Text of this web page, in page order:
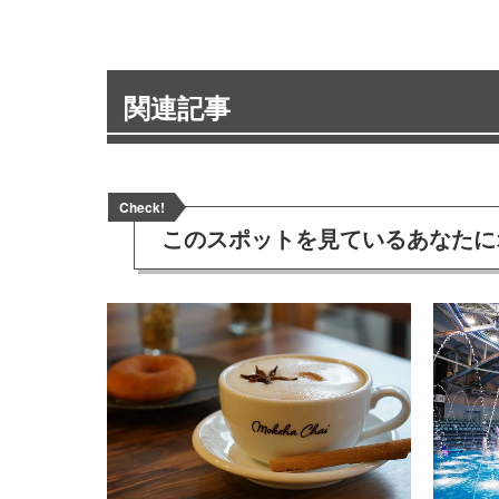
関連記事
Check!
このスポットを見ているあなた